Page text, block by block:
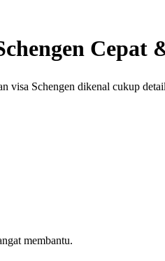
Cepat
visa Schengen dikenal cukup
membantu.